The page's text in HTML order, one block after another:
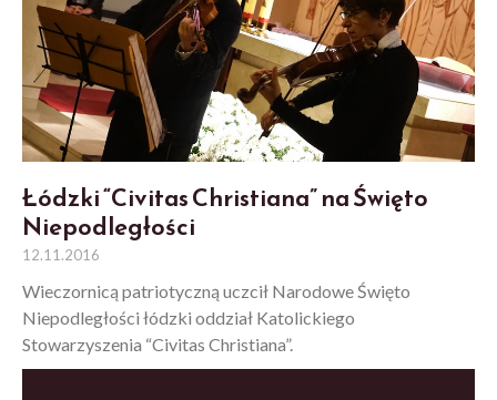
Łódzki “Civitas Christiana” na Święto
Niepodległości
12.11.2016
Wieczornicą patriotyczną uczcił Narodowe Święto
Niepodległości łódzki oddział Katolickiego
Stowarzyszenia “Civitas Christiana”.